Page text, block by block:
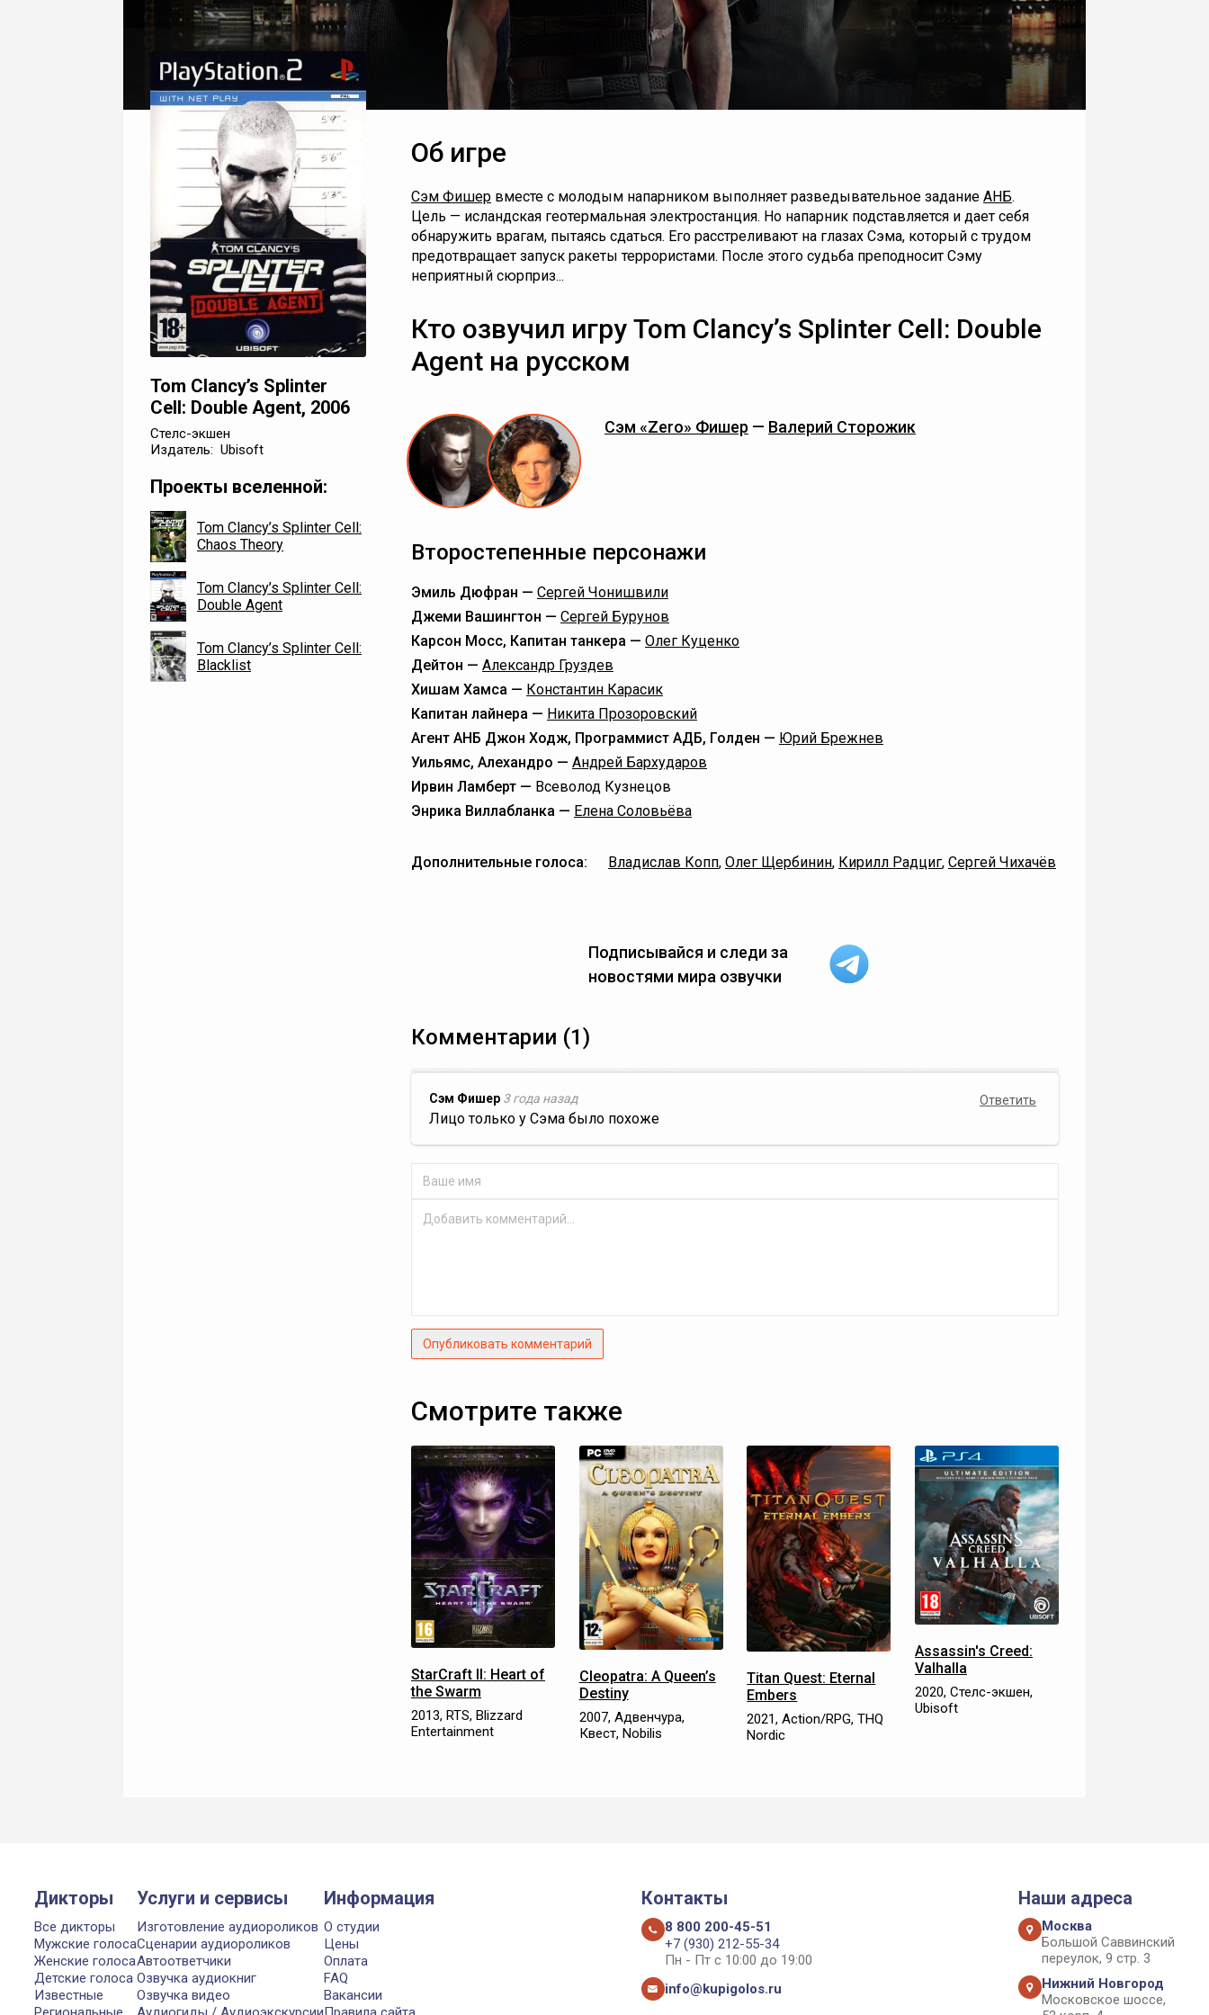
Tom Clancy’s Splinter
Cell: Double Agent, 2006
Стелс-экшен
Издатель: Ubisoft
Проекты вселенной:
Tom Clancy’s Splinter Cell:
Chaos Theory
Tom Clancy’s Splinter Cell:
Double Agent
Tom Clancy’s Splinter Cell:
Blacklist
Об игре
Сэм Фишер вместе с молодым напарником выполняет разведывательное задание АНБ.
Цель — исландская геотермальная электростанция. Но напарник подставляется и дает себя
обнаружить врагам, пытаясь сдаться. Его расстреливают на глазах Сэма, который с трудом
предотвращает запуск ракеты террористами. После этого судьба преподносит Сэму
неприятный сюрприз...
Кто озвучил игру Tom Clancy’s Splinter Cell: Double
Agent на русском
Сэм «Zero» Фишер — Валерий Сторожик
Второстепенные персонажи
Эмиль Дюфран — Сергей Чонишвили
Джеми Вашингтон — Сергей Бурунов
Карсон Мосс, Капитан танкера — Олег Куценко
Дейтон — Александр Груздев
Хишам Хамса — Константин Карасик
Капитан лайнера — Никита Прозоровский
Агент АНБ Джон Ходж, Программист АДБ, Голден — Юрий Брежнев
Уильямc, Алехандро — Андрей Бархударов
Ирвин Ламберт — Всеволод Кузнецов
Энрика Виллабланка — Елена Соловьёва
Дополнительные голоса: Владислав Копп, Олег Щербинин, Кирилл Радциг, Сергей Чихачёв
Подписывайся и следи за
новостями мира озвучки
Комментарии (1)
Ответить
Сэм Фишер 3 года назад
Лицо только у Сэма было похоже
Опубликовать комментарий
Смотрите также
StarCraft II: Heart of
the Swarm
2013, RTS, Blizzard
Entertainment
Cleopatra: A Queen’s
Destiny
2007, Адвенчура,
Квест, Nobilis
Titan Quest: Eternal
Embers
2021, Action/RPG, THQ
Nordic
Assassin's Creed:
Valhalla
2020, Стелс-экшен,
Ubisoft
Дикторы
Все дикторы
Мужские голоса
Женские голоса
Детские голоса
Известные
Услуги и сервисы
Изготовление аудиороликов
Сценарии аудиороликов
Автоответчики
Озвучка аудиокниг
Озвучка видео
Информация
О студии
Цены
Оплата
FAQ
Вакансии
Контакты
8 800 200-45-51
+7 (930) 212-55-34
Пн - Пт с 10:00 до 19:00
info@kupigolos.ru
Наши адреса
Москва
Большой Саввинский
переулок, 9 стр. 3
Нижний Новгород
Московское шоссе,